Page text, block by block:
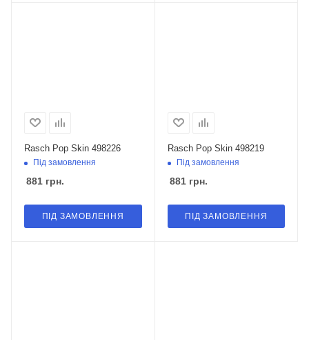
Rasch Pop Skin 498226
Під замовлення
881 грн.
ПІД ЗАМОВЛЕННЯ
Rasch Pop Skin 498219
Під замовлення
881грн.
ПІД ЗАМОВЛЕННЯ